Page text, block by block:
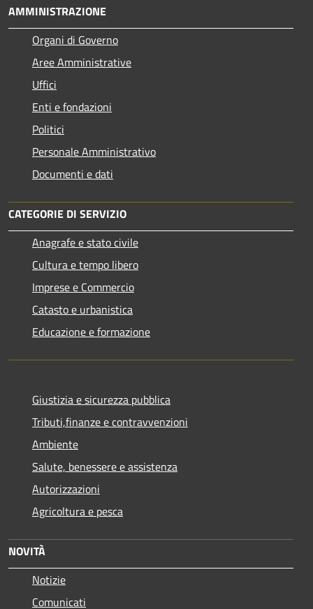
AMMINISTRAZIONE
Organi di Governo
Aree Amministrative
Uffici
Enti e fondazioni
Politici
Personale Amministrativo
Documenti e dati
CATEGORIE DI SERVIZIO
Anagrafe e stato civile
Cultura e tempo libero
Imprese e Commercio
Catasto e urbanistica
Educazione e formazione
Giustizia e sicurezza pubblica
Tributi,finanze e contravvenzioni
Ambiente
Salute, benessere e assistenza
Autorizzazioni
Agricoltura e pesca
NOVITÀ
Notizie
Comunicati